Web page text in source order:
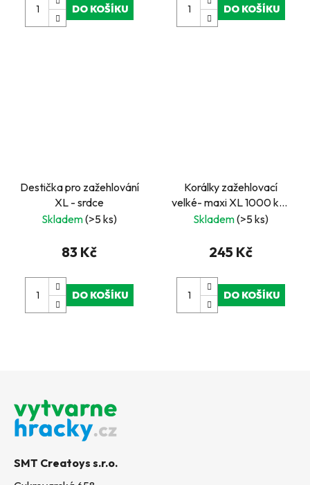
DO KOŠÍKU DO KOŠÍKU
Destička pro zažehlování
XL - srdce
Skladem(>5 ks)
83 Kč
DO KOŠÍKU
Korálky zažehlovací
velké- maxi XL 1000 ks -
Hnědé
Skladem(>5 ks)
245 Kč
DO KOŠÍKU
SMT Creatoys s.r.o.